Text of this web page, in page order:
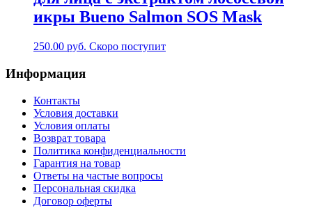
икры Bueno Salmon SOS Mask
250.00 руб. Скоро поступит
Информация
Контакты
Условия доставки
Условия оплаты
Возврат товара
Политика конфиденциальности
Гарантия на товар
Ответы на частые вопросы
Персональная скидка
Договор оферты